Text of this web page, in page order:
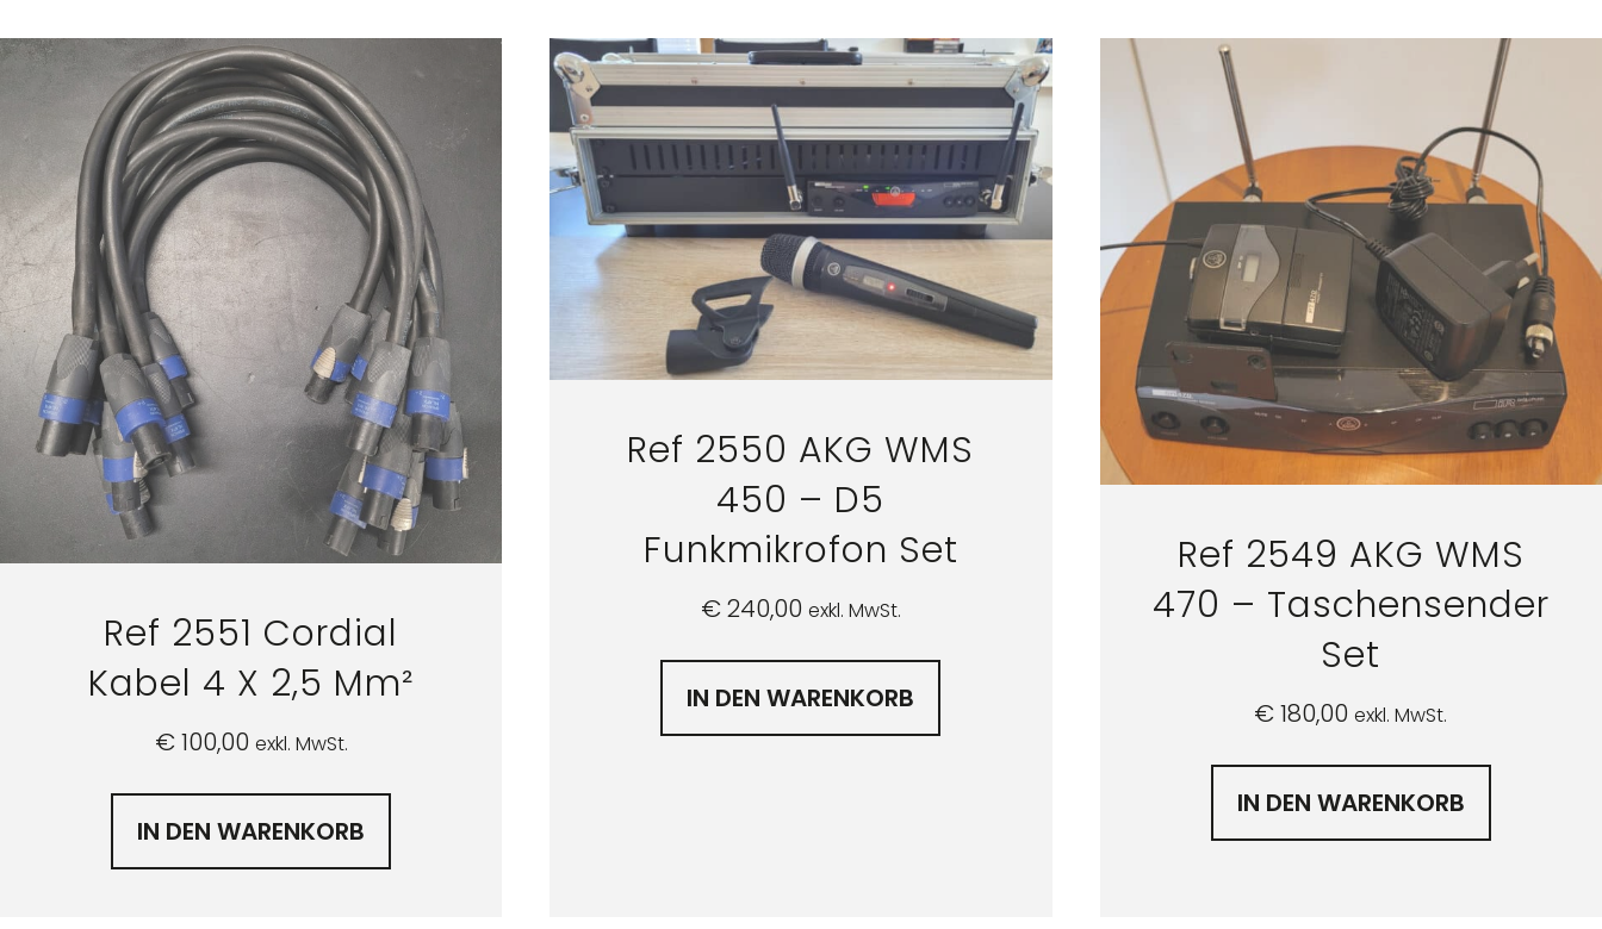
Ref 2551 Cordial
Kabel 4 X 2,5 Mm²
€100,00 exkl. MwSt.
IN DEN WARENKORB
Ref 2550 AKG WMS
450 – D5
Funkmikrofon Set
€240,00 exkl. MwSt.
IN DEN WARENKORB
Ref 2549 AKG WMS
470 – Taschensender
Set
€180,00 exkl. MwSt.
IN DEN WARENKORB